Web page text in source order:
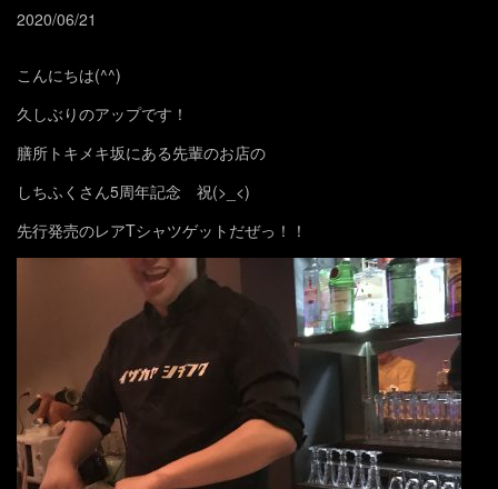
2020/06/21
こんにちは(^^)
久しぶりのアップです！
膳所トキメキ坂にある先輩のお店の
しちふくさん5周年記念 祝(>_<)
先行発売のレアTシャツゲットだぜっ！！